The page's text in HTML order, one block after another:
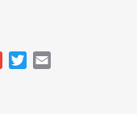
GmailTwitter